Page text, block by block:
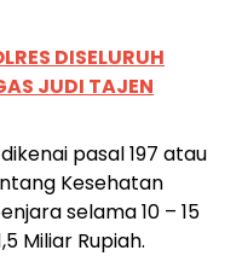
DISELURUH
JUDI TAJEN
pasal 197 atau
Kesehatan
selama 10 – 15
Miliar Rupiah.